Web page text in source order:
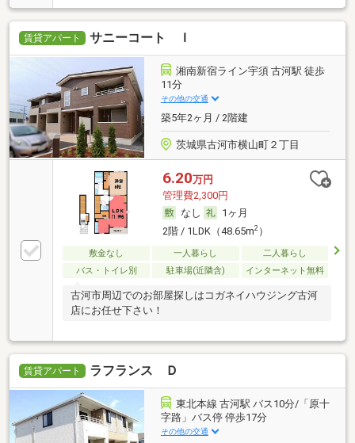
賃貸アパート サニーコート Ｉ
湘南新宿ライン宇須 古河駅 徒歩
11分
その他の交通
築5年2ヶ月 / 2階建
茨城県古河市横山町２丁目
6.20万円
管理費2,300円
なし
1ヶ月
2階 / 1LDK（48.65m2）
敷金なし 一人暮らし
二人暮らし
バス・トイレ別
駐車場(近隣含) インターネット無料
古河市周辺でのお部屋探しはコガネイハウジング古河
店にお任せ下さい！
賃貸アパート ラフランス Ｄ
東北本線 古河駅 バス10分/「原十
字路」バス停 停歩17分
その他の交通